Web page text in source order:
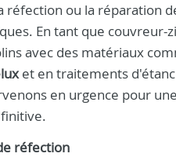
réfection ou la réparation
En tant que couvreur-
avec des matériaux
et en traitements
en urgence pour
réfection